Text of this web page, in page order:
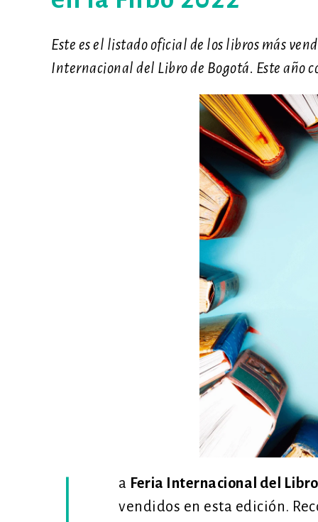
Este es el listado oficial de los libros más
Internacional del Libro de Bogotá. Este año
a Feria Internacional del
vendidos en esta edición.